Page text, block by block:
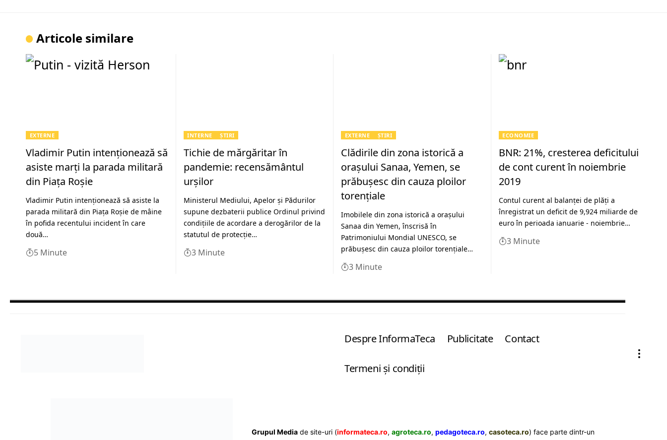
Articole similare
EXTERNE
Vladimir Putin intenţionează să
asiste marţi la parada militară
din Piaţa Roşie
Vladimir Putin intenţionează să asiste la
parada militară din Piaţa Roşie de mâine
în pofida recentului incident în care
două…
5 Minute
INTERNE ȘTIRI
Tichie de mărgăritar în
pandemie: recensământul
urșilor
Ministerul Mediului, Apelor şi Pădurilor
supune dezbaterii publice Ordinul privind
condiţiile de acordare a derogărilor de la
statutul de protecţie…
3 Minute
EXTERNE ȘTIRI
Clădirile din zona istorică a
oraşului Sanaa, Yemen, se
prăbuşesc din cauza ploilor
torenţiale
Imobilele din zona istorică a oraşului
Sanaa din Yemen, înscrisă în
Patrimoniului Mondial UNESCO, se
prăbuşesc din cauza ploilor torenţiale…
3 Minute
ECONOMIE
BNR: 21%, cresterea deficitului
de cont curent în noiembrie
2019
Contul curent al balanţei de plăţi a
înregistrat un deficit de 9,924 miliarde de
euro în perioada ianuarie - noiembrie…
3 Minute
Despre InformaTeca Publicitate Contact
Termeni şi condiţii
Grupul Mediade site-uri (informateca.ro, agroteca.ro, pedagoteca.ro, casoteca.ro) face parte dintr-un